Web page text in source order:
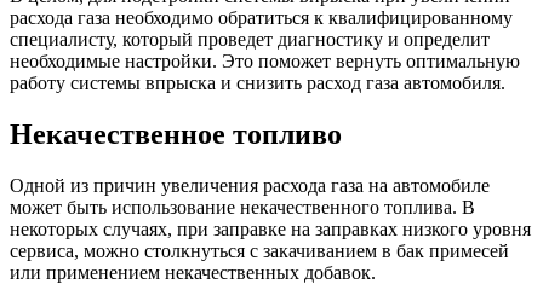
расхода газа необходимо обратиться к квалифицированному
специалисту, который проведет диагностику и определит
необходимые настройки. Это поможет вернуть оптимальную
работу системы впрыска и снизить расход газа автомобиля.
Некачественное топливо
Одной из причин увеличения расхода газа на автомобиле
может быть использование некачественного топлива. В
некоторых случаях, при заправке на заправках низкого уровня
сервиса, можно столкнуться с закачиванием в бак примесей
или применением некачественных добавок.